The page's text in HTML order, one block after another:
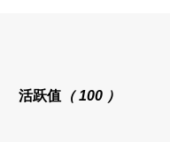
活跃值 （ 100 ）